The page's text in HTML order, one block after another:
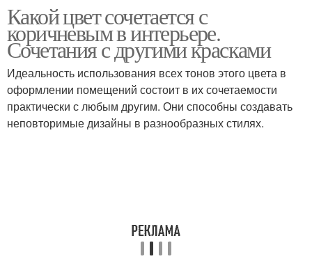
Сочетания в интерьере
Какой цвет сочетается с
коричневым в интерьере.
Сочетания с другими красками
Идеальность использования всех тонов этого цвета в
оформлении помещений состоит в их сочетаемости
практически с любым другим. Они способны создавать
неповторимые дизайны в разнообразных стилях.